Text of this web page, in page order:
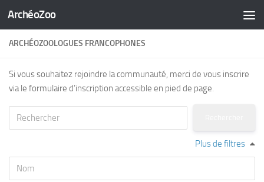
Skip to content
ArchéoZoo
ARCHÉOZOOLOGUES FRANCOPHONES
Si vous souhaitez rejoindre la communauté, merci de vous inscrire
via le formulaire d’inscription accessible en pied de page.
Plus de filtres